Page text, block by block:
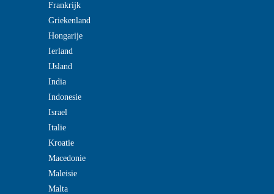
Frankrijk
Griekenland
Hongarije
Ierland
IJsland
India
Indonesie
Israel
Italie
Kroatie
Macedonie
Maleisie
Malta